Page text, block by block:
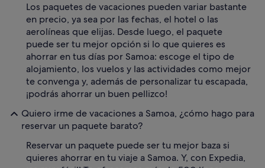
Los paquetes de vacaciones pueden variar bastante
en precio, ya sea por las fechas, el hotel o las
aerolíneas que elijas. Desde luego, el paquete
puede ser tu mejor opción si lo que quieres es
ahorrar en tus días por Samoa: escoge el tipo de
alojamiento, los vuelos y las actividades como mejor
te convenga y, además de personalizar tu escapada,
¡podrás ahorrar un buen pellizco!
Quiero irme de vacaciones a Samoa, ¿cómo hago para
reservar un paquete barato?
Reservar un paquete puede ser tu mejor baza si
quieres ahorrar en tu viaje a Samoa. Y, con Expedia,